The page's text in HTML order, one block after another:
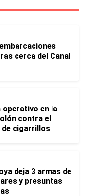
cerca del Canal
operativo en la
contra el
cigarrillos
deja 3 armas de
y presuntas